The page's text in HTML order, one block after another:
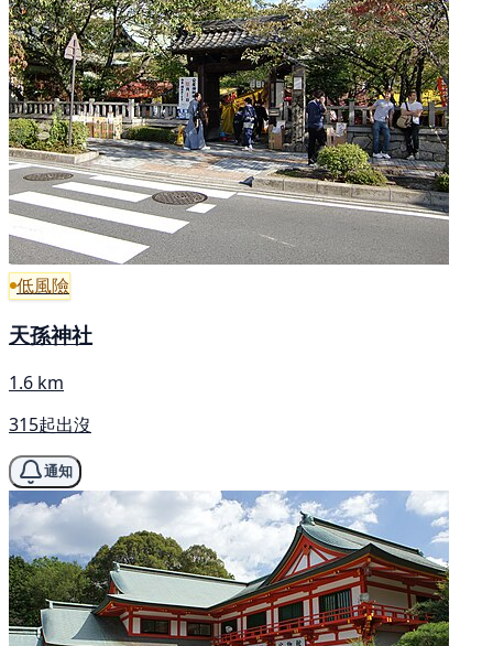
低風險
天孫神社
1.6 km
315起出沒
通知